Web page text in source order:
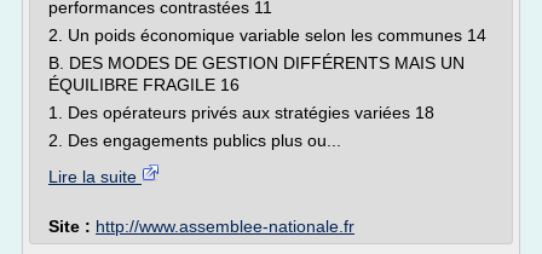
performances contrastées 11
2. Un poids économique variable selon les communes 14
B. DES MODES DE GESTION DIFFÉRENTS MAIS UN
ÉQUILIBRE FRAGILE 16
1. Des opérateurs privés aux stratégies variées 18
2. Des engagements publics plus ou...
Lire la suite
Site : http://www.assemblee-nationale.fr